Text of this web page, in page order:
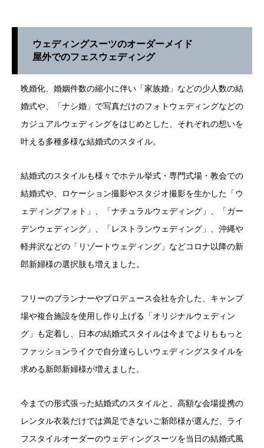
ウェディングスーツのオーダーメイド
屋外でのフェスウェディング
晩婚化、婚姻件数の縮小に伴い「家族婚」などの少人数の結
婚式や、「ナシ婚」で写真だけのフォトウェディングなどの
カジュアルウェディングをはじめとした、それぞれの想いを
叶える多種多様な結婚式のスタイル。
結婚式のスタイルも様々でホテル挙式・専門式場・教会での
結婚式や、ロケーション撮影やスタジオ撮影を生かした「ウ
ェディングフォト」、「ナチュラルウェディング」、「ガー
デンウェディング」、「レストランウェディング」、沖縄や
軽井沢などの「リゾートウェディング」などコロナ以降の新
郎新婦様の選択肢も増えました。
フリーのプランナーやプロデュース会社を介した、キャンプ
場や複合施設を使用し作り上げる「オリジナルウェディン
グ」も定着し、日本の結婚式スタイルは今までよりももっと
ファッションライクで自分達らしいウェディングスタイルを
求める新郎新婦様が増えました。
今までの形式張った結婚式のスタイルと、高額な会場提携の
レンタル衣装だけでは満足できないご新郎様が選んだ、ライ
フスタイルオーダーのウェディングスーツを当日の結婚式風